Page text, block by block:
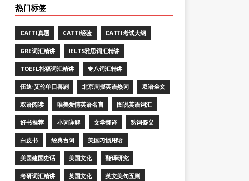
热门标签
CATTI真题 CATTI经验 CATTI考试大纲
GRE词汇精讲 IELTS雅思词汇精讲
TOEFL托福词汇精讲 专八词汇精讲
伍迪·艾伦单口喜剧 北京周报英语热词 双语全文
双语阅读 唯美爱情英语名言 图说英语词汇
好书推荐 小词详解 文学翻译 熟词僻义
白皮书 经典台词 美国习惯用语
美国建国史话 美国文化 翻译研究
考研词汇精讲 英国文化 英文美句五则